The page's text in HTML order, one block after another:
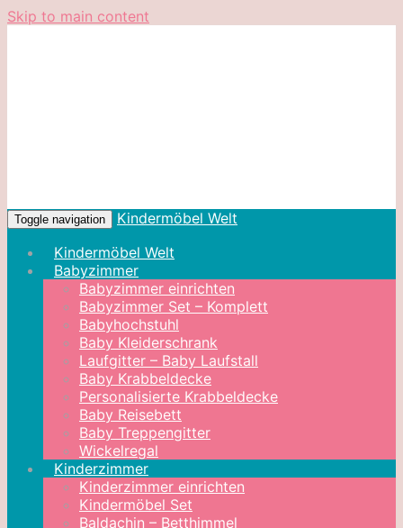
Skip to main content
Toggle navigation
Kindermöbel Welt
Kindermöbel Welt
Babyzimmer
Babyzimmer einrichten
Babyzimmer Set – Komplett
Babyhochstuhl
Baby Kleiderschrank
Laufgitter – Baby Laufstall
Baby Krabbeldecke
Personalisierte Krabbeldecke
Baby Reisebett
Baby Treppengitter
Wickelregal
Kinderzimmer
Kinderzimmer einrichten
Kindermöbel Set
Baldachin – Betthimmel